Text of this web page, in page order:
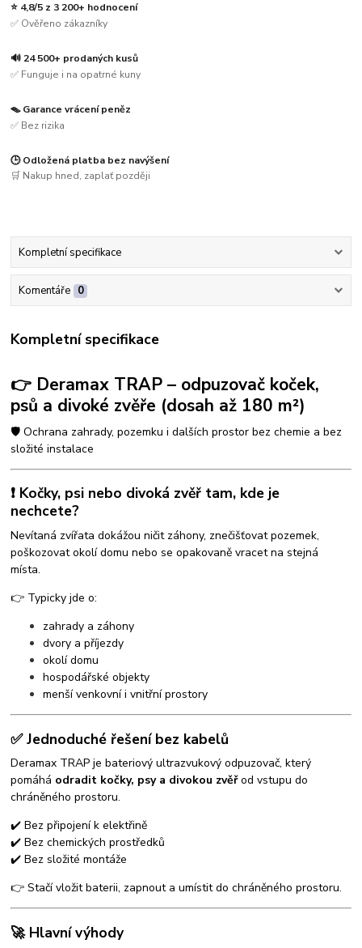
⭐ 4,8/5 z 3 200+ hodnocení
✅ Ověřeno zákazníky
🔊 24 500+ prodaných kusů
✅ Funguje i na opatrné kuny
🪤 Garance vrácení peněz
✅ Bez rizika
🕒 Odložená platba bez navýšení
🛒 Nakup hned, zaplať později
Kompletní specifikace
Komentáře 0
Kompletní specifikace
👉 Deramax TRAP – odpuzovač koček,
psů a divoké zvěře (dosah až 180 m²)
🛡️ Ochrana zahrady, pozemku i dalších prostor bez chemie a bez
složité instalace
❗ Kočky, psi nebo divoká zvěř tam, kde je
nechcete?
Nevítaná zvířata dokážou ničit záhony, znečišťovat pozemek,
poškozovat okolí domu nebo se opakovaně vracet na stejná
místa.
👉 Typicky jde o:
zahrady a záhony
dvory a příjezdy
okolí domu
hospodářské objekty
menší venkovní i vnitřní prostory
✅ Jednoduché řešení bez kabelů
Deramax TRAP je bateriový ultrazvukový odpuzovač, který
pomáhá odradit kočky, psy a divokou zvěřod vstupu do
chráněného prostoru.
✔️ Bez připojení k elektřině
✔️ Bez chemických prostředků
✔️ Bez složité montáže
👉 Stačí vložit baterii, zapnout a umístit do chráněného prostoru.
🚀 Hlavní výhody